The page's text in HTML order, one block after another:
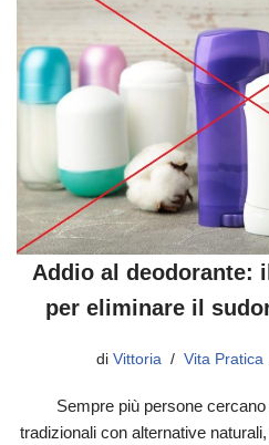
Addio al deodorante:
per eliminare il
di Vittoria Vita Pratica
Sempre più persone
tradizionali con alternative